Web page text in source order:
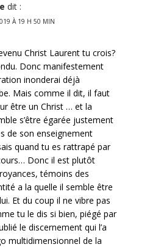
dit :
À 19 H 50 MIN
Christ Laurent tu crois?
Donc manifestement
inonderai déjà
Mais comme il dit, il faut
être un Christ … et la
s’être égarée justement
de son enseignement
quand tu es rattrapé par
Donc il est plutôt
témoins des
a la quelle il semble être
Et du coup il ne vibre pas
tu le dis si bien, piégé par
le discernement qui l’a
multidimensionnel de la